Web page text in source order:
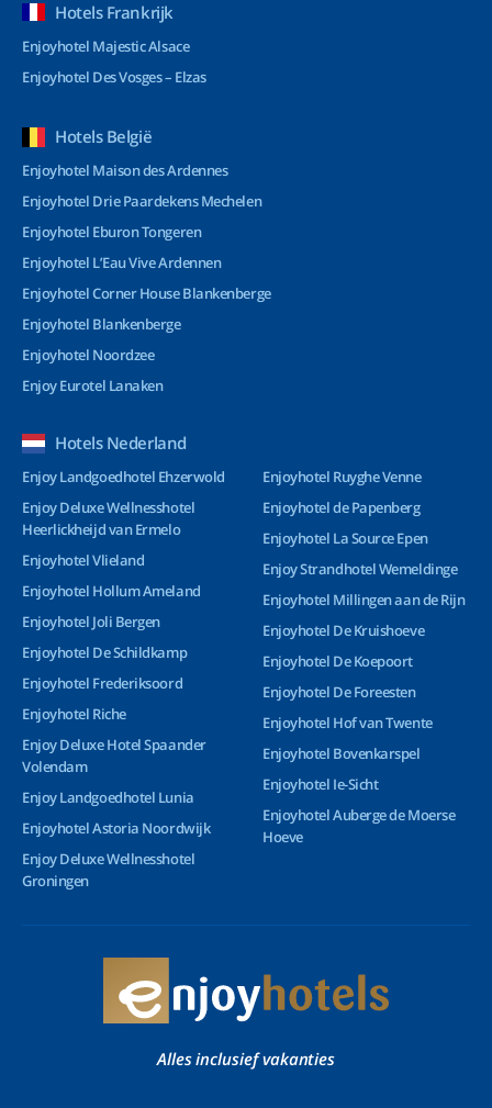
Hotels Frankrijk
Enjoyhotel Majestic Alsace
Enjoyhotel Des Vosges – Elzas
Hotels België
Enjoyhotel Maison des Ardennes
Enjoyhotel Drie Paardekens Mechelen
Enjoyhotel Eburon Tongeren
Enjoyhotel L’Eau Vive Ardennen
Enjoyhotel Corner House Blankenberge
Enjoyhotel Blankenberge
Enjoyhotel Noordzee
Enjoy Eurotel Lanaken
Hotels Nederland
Enjoy Landgoedhotel Ehzerwold
Enjoy Deluxe Wellnesshotel
Heerlickheijd van Ermelo
Enjoyhotel Vlieland
Enjoyhotel Hollum Ameland
Enjoyhotel Joli Bergen
Enjoyhotel De Schildkamp
Enjoyhotel Frederiksoord
Enjoyhotel Riche
Enjoy Deluxe Hotel Spaander
Volendam
Enjoy Landgoedhotel Lunia
Enjoyhotel Astoria Noordwijk
Enjoy Deluxe Wellnesshotel
Groningen
Enjoyhotel Ruyghe Venne
Enjoyhotel de Papenberg
Enjoyhotel La Source Epen
Enjoy Strandhotel Wemeldinge
Enjoyhotel Millingen aan de Rijn
Enjoyhotel De Kruishoeve
Enjoyhotel De Koepoort
Enjoyhotel De Foreesten
Enjoyhotel Hof van Twente
Enjoyhotel Bovenkarspel
Enjoyhotel Ie-Sicht
Enjoyhotel Auberge de Moerse
Hoeve
Alles inclusief vakanties